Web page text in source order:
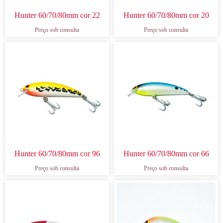
Hunter 60/70/80mm cor 22
Preço sob consulta
Hunter 60/70/80mm cor 20
Preço sob consulta
Hunter 60/70/80mm cor 96
Preço sob consulta
Hunter 60/70/80mm cor 66
Preço sob consulta